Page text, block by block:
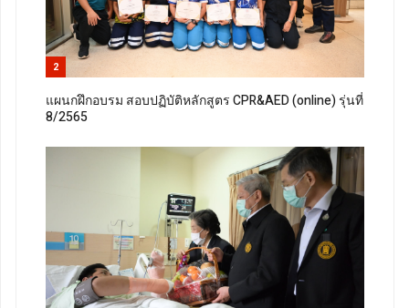
2
แผนกฝึกอบรม สอบปฏิบัติหลักสูตร CPR&AED (online) รุ่นที่
8/2565